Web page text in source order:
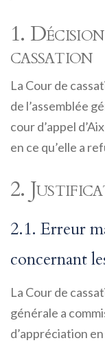
1.
cassation
La Cour de
de l’assemblée
cour d’appel
en ce qu’elle a
2.
2.1. Erreur
concernant
La Cour de
générale a
d’appréciation